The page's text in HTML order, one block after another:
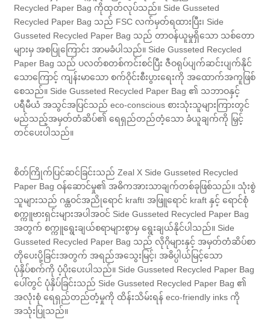
Recycled Paper Bag ကိုထုတ်လုပ်သည်။ Side Gusseted
Recycled Paper Bag သည် FSC လက်မှတ်ရထားပြီး၊ Side
Gusseted Recycled Paper Bag သည် တာဝန်ယူမှုရှိသော သစ်တော
များမှ အစပြုကြောင်း အာမခံပါသည်။ Side Gusseted Recycled
Paper Bag သည် ပလတ်စတစ်ကင်းစင်ပြီး ဇီဝရုပ်ပျက်ဆင်းပျက်နိုင်
သောကြောင့် ကျန်းမာသော စက်ဝိုင်းစီးပွားရေးကို အထောက်အကူဖြစ်
စေသည်။ Side Gusseted Recycled Paper Bag ၏ သဘာဝနှင့်
ပရီမီယံ အသွင်အပြင်သည် eco-conscious စားသုံးသူများကြားတွင်
မည်သည့်အမှတ်တံဆိပ်၏ ရေရှည်တည်တံ့သော ခံယူချက်ကို မြှင့်
တင်ပေးပါသည်။
စိတ်ကြိုက်ပြင်ဆင်ခြင်းသည် Zeal X Side Gusseted Recycled
Paper Bag ဝန်ဆောင်မှု၏ အဓိကအားသာချက်တစ်ခုဖြစ်သည်။ သုံးစွဲ
သူများသည် ဂန္ထဝင်အညိုရောင် kraft၊ အဖြူရောင် kraft နှင့် ရောင်စုံ
စက္ကူဗားရှင်းများအပါအဝင် Side Gusseted Recycled Paper Bag
အတွက် စက္ကူရွေးချယ်စရာများစွာမှ ရွေးချယ်နိုင်ပါသည်။ Side
Gusseted Recycled Paper Bag သည် လိုဂိုများနှင့် အမှတ်တံဆိပ်စာ
တိုပေးပို့ခြင်းအတွက် အရည်အသွေးမြင့်၊ အဓိပ္ပါယ်မြင့်သော
ပုံနှိပ်စက်ကို ပံ့ပိုးပေးပါသည်။ Side Gusseted Recycled Paper Bag
ပေါ်တွင် ပုံနှိပ်ခြင်းသည် Side Gusseted Recycled Paper Bag ၏
အလုံးစုံ ရေရှည်တည်တံ့မှုကို ထိန်းသိမ်းရန် eco-friendly inks ကို
အသုံးပြုသည်။